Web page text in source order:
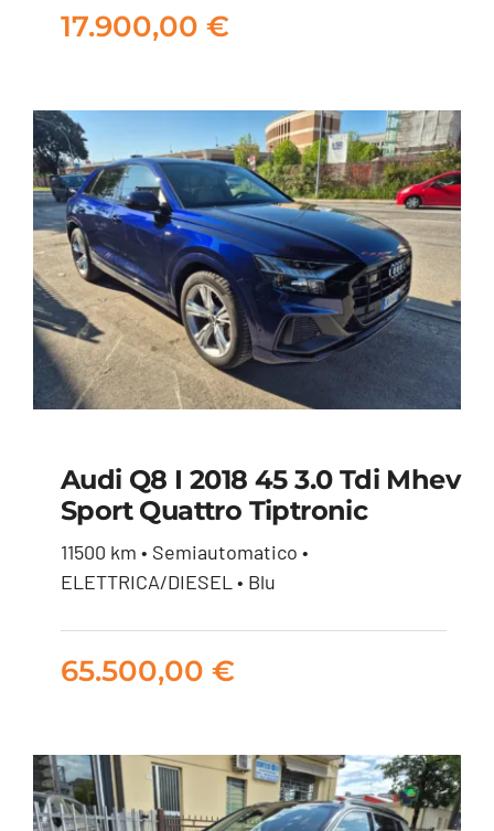
17.900,00
17.900,00 €
Audi Q8 I 2018 45 3.0
tdi mhev Sport
65.500,00
Audi Q8 I 2018 45 3.0 Tdi Mhev
Sport Quattro Tiptronic
11500 km • Semiautomatico •
ELETTRICA/DIESEL • Blu
65.500,00 €